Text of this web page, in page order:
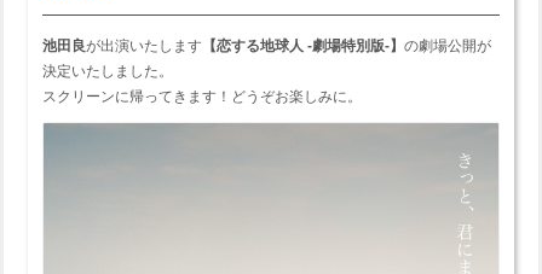
池田良が出演いたします 【恋する地球人 ‐劇場特別版‐】 の劇場公開が
決定いたしました。
スクリーンに帰ってきます！どうぞお楽しみに。